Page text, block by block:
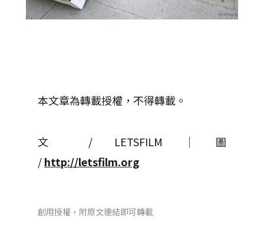
本文章為轉載授權，不得轉載。
文 / LETSFILM │ 圖
/http://letsfilm.org
創用授權，附原文連結即可轉載